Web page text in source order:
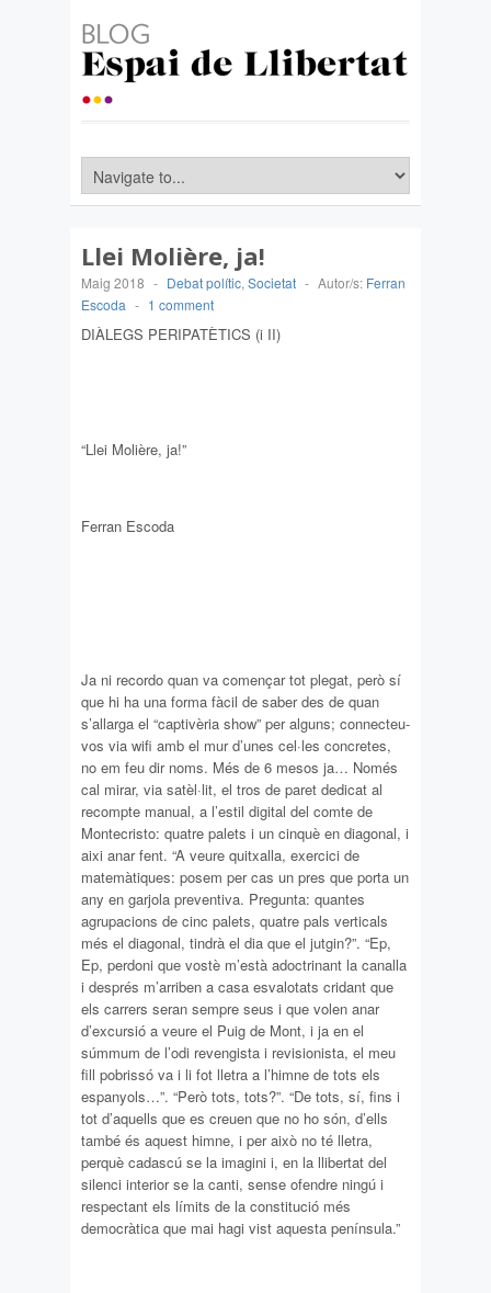
Llei Molière, ja!
Maig 2018 - Debat polític, Societat - Autor/s: Ferran
Escoda - 1 comment
DIÀLEGS PERIPATÈTICS (i II)
“Llei Molière, ja!”
Ferran Escoda
Ja ni recordo quan va començar tot plegat, però sí
que hi ha una forma fàcil de saber des de quan
s’allarga el “captivèria show” per alguns; connecteu-
vos via wifi amb el mur d’unes cel·les concretes,
no em feu dir noms. Més de 6 mesos ja… Només
cal mirar, via satèl·lit, el tros de paret dedicat al
recompte manual, a l’estil digital del comte de
Montecristo: quatre palets i un cinquè en diagonal, i
aixi anar fent. “A veure quitxalla, exercici de
matemàtiques: posem per cas un pres que porta un
any en garjola preventiva. Pregunta: quantes
agrupacions de cinc palets, quatre pals verticals
més el diagonal, tindrà el dia que el jutgin?”. “Ep,
Ep, perdoni que vostè m’està adoctrinant la canalla
i després m’arriben a casa esvalotats cridant que
els carrers seran sempre seus i que volen anar
d’excursió a veure el Puig de Mont, i ja en el
súmmum de l’odi revengista i revisionista, el meu
fill pobrissó va i li fot lletra a l’himne de tots els
espanyols…”. “Però tots, tots?”. “De tots, sí, fins i
tot d’aquells que es creuen que no ho són, d’ells
també és aquest himne, i per això no té lletra,
perquè cadascú se la imagini i, en la llibertat del
silenci interior se la canti, sense ofendre ningú i
respectant els límits de la constitució més
democràtica que mai hagi vist aquesta península.”